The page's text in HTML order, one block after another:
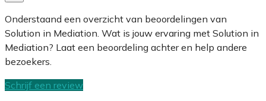
Onderstaand een overzicht van beoordelingen van
Solution in Mediation. Wat is jouw ervaring met Solution in
Mediation? Laat een beoordeling achter en help andere
bezoekers.
Schrijf een review